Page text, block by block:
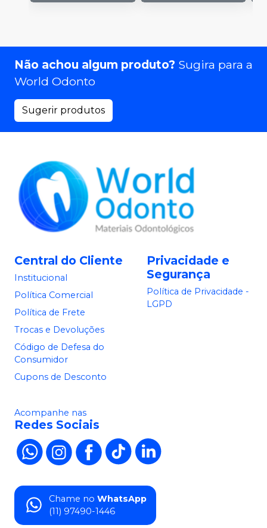
Não achou algum produto? Sugira para a
World Odonto
Sugerir produtos
Central do Cliente
Institucional
Política Comercial
Política de Frete
Trocas e Devoluções
Código de Defesa do
Consumidor
Cupons de Desconto
Privacidade e
Segurança
Política de Privacidade -
LGPD
Acompanhe nas
Redes Sociais
Chame no WhatsApp
(11) 97490-1446